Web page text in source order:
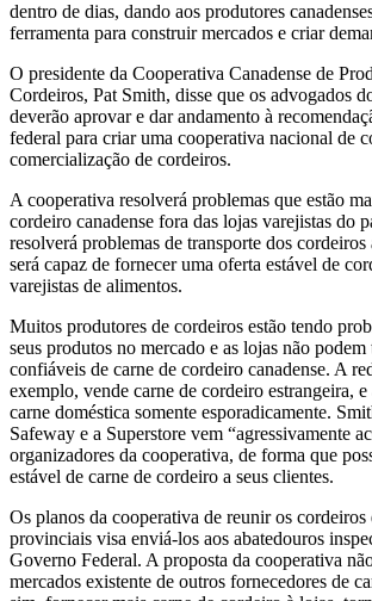
dentro de dias, dando aos produtores
ferramenta para construir mercados e criar
O presidente da Cooperativa Canadense de
Cordeiros, Pat Smith, disse que os advogados
deverão aprovar e dar andamento à
federal para criar uma cooperativa nacional de
comercialização de cordeiros.
A cooperativa resolverá problemas que estão
cordeiro canadense fora das lojas varejistas do
resolverá problemas de transporte dos cordeiros
será capaz de fornecer uma oferta estável de
varejistas de alimentos.
Muitos produtores de cordeiros estão tendo
seus produtos no mercado e as lojas não podem
confiáveis de carne de cordeiro canadense. A
exemplo, vende carne de cordeiro estrangeira,
carne doméstica somente esporadicamente.
Safeway e a Superstore vem “agressivamente
organizadores da cooperativa, de forma que
estável de carne de cordeiro a seus clientes.
Os planos da cooperativa de reunir os cordeiros
provinciais visa enviá-los aos abatedouros
Governo Federal. A proposta da cooperativa
mercados existente de outros fornecedores de